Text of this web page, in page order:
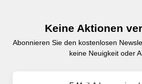
Keine Aktionen
Abonnieren Sie den kostenlosen
keine Neuigkeit oder